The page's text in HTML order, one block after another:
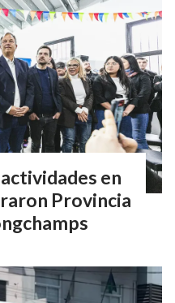
en
Provincia